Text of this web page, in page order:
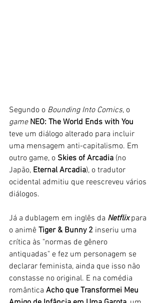
Segundo o Bounding Into Comics, o
game NEO: The World Ends with You
teve um diálogo alterado para incluir
uma mensagem anti-capitalismo. Em
outro game, o Skies of Arcadia (no
Japão, Eternal Arcadia), o tradutor
ocidental admitiu que reescreveu vários
diálogos.
Já a dublagem em inglês da Netflix para
o animê Tiger & Bunny 2 inseriu uma
crítica às "normas de gênero
antiquadas" e fez um personagem se
declarar feminista, ainda que isso não
constasse no original. E na comédia
romântica Acho que Transformei Meu